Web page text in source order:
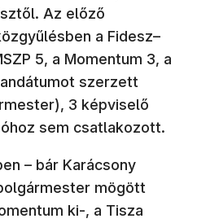
Az előző
a Fidesz–
5, a Momentum 3, a
szerzett
3 képviselő
sem csatlakozott.
– bár Karácsony
mögött
ki-, a Tisza